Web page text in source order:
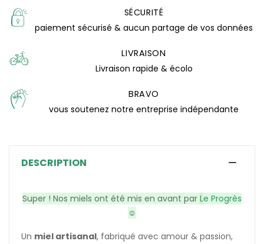
SÉCURITÉ
paiement sécurisé & aucun partage de vos données
LIVRAISON
Livraison rapide & écolo
BRAVO
vous soutenez notre entreprise indépendante
DESCRIPTION
Super ! Nos miels ont été mis en avant par Le Progrès
☺️
Un miel artisanal, fabriqué avec amour & passion,